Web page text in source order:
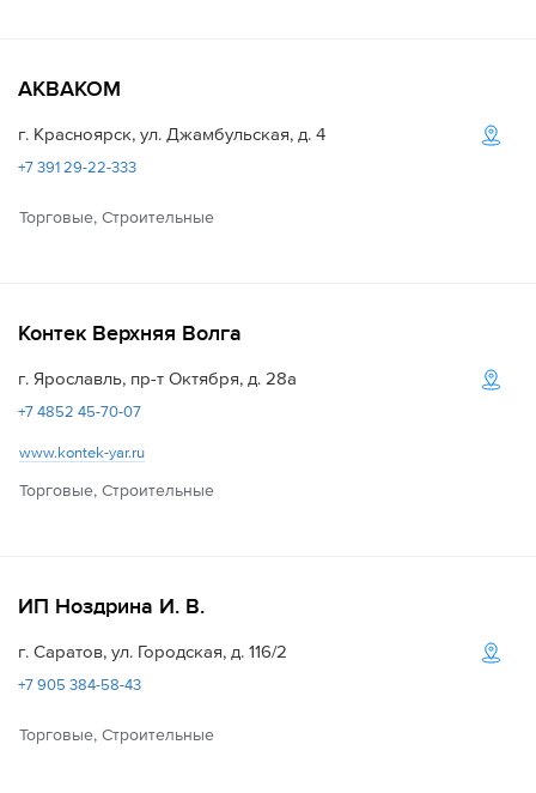
АКВАКОМ
г. Красноярск, ул. Джамбульская, д. 4
+7 391 29-22-333
Торговые, Строительные
Контек Верхняя Волга
г. Ярославль, пр-т Октября, д. 28а
+7 4852 45-70-07
www.kontek-yar.ru
Торговые, Строительные
ИП Ноздрина И. В.
г. Саратов, ул. Городская, д. 116/2
+7 905 384-58-43
Торговые, Строительные